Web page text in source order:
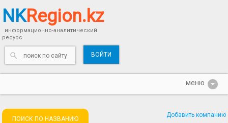
NKRegion.kz
информационно-аналитический
ресурс
ВОЙТИ
ПОИСК ПО НАЗВАНИЮ
Добавить компанию